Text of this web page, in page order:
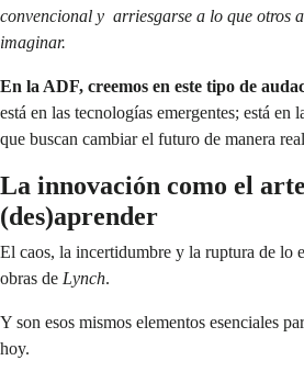
convencional y arriesgarse a lo que otros
imaginar.
En la ADF, creemos en este tipo de
está en las tecnologías emergentes; está en
que buscan cambiar el futuro de manera
La innovación como el
(des)aprender
El caos, la incertidumbre y la ruptura de lo
obras de Lynch.
Y son esos mismos elementos esenciales
hoy.